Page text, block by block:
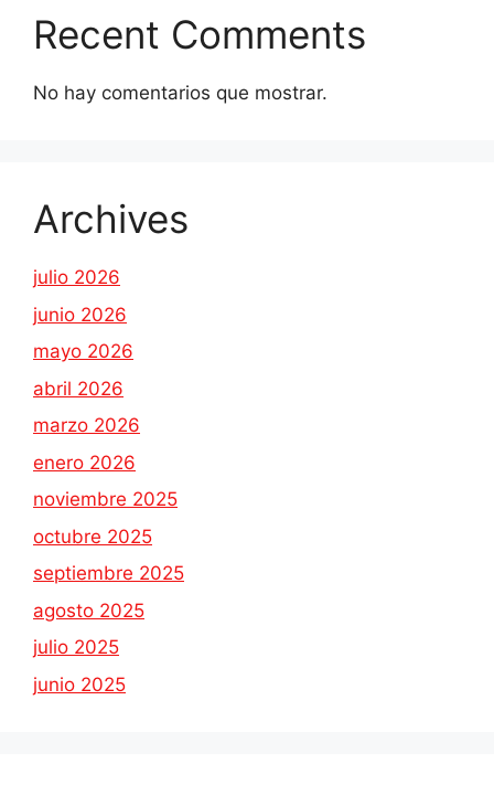
Recent Comments
No hay comentarios que mostrar.
Archives
julio 2026
junio 2026
mayo 2026
abril 2026
marzo 2026
enero 2026
noviembre 2025
octubre 2025
septiembre 2025
agosto 2025
julio 2025
junio 2025